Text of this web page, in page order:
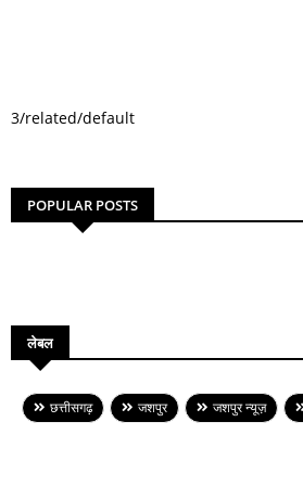
3/related/default
POPULAR POSTS
लेबल
छत्तीसगढ़ जशपुर जशपुर न्यूज़